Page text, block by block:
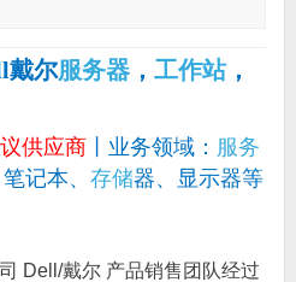
尔服务器， 工作站，
供应商丨业务领域： 服务
记本、 存储器、显示器等
Dell/戴尔 产品销售团队经过